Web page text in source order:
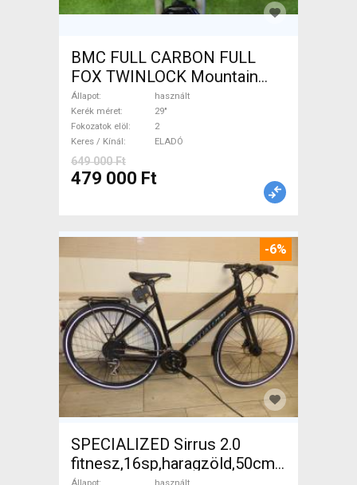
BMC FULL CARBON FULL
FOX TWINLOCK Mountain
Bike 29" össztelós / fully
használt ELADÓ
Állapot
használt
Kerék méret
29"
Fokozatok elöl
2
Keres / Kínál
ELADÓ
649 000 Ft
479 000 Ft
-6%
SPECIALIZED Sirrus 2.0
fitnesz,16sp,haragzöld,50cm,újszerű
Állapot
használt